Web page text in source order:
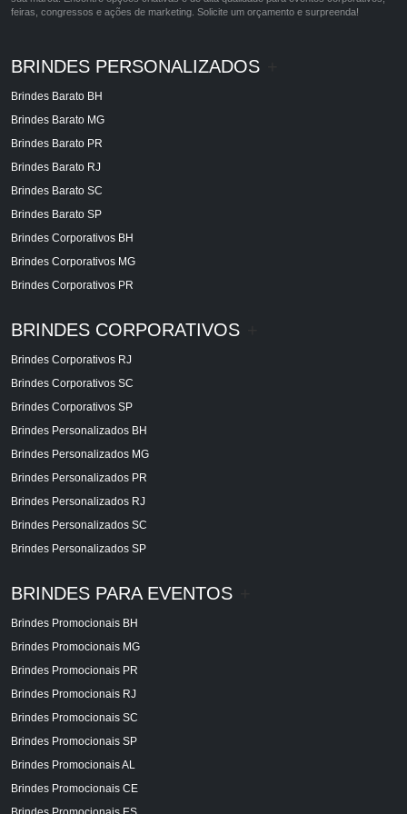
feiras, congressos e ações de marketing. Solicite um orçamento e surpreenda!
BRINDES PERSONALIZADOS
Brindes Barato BH
Brindes Barato MG
Brindes Barato PR
Brindes Barato RJ
Brindes Barato SC
Brindes Barato SP
Brindes Corporativos BH
Brindes Corporativos MG
Brindes Corporativos PR
BRINDES CORPORATIVOS
Brindes Corporativos RJ
Brindes Corporativos SC
Brindes Corporativos SP
Brindes Personalizados BH
Brindes Personalizados MG
Brindes Personalizados PR
Brindes Personalizados RJ
Brindes Personalizados SC
Brindes Personalizados SP
BRINDES PARA EVENTOS
Brindes Promocionais BH
Brindes Promocionais MG
Brindes Promocionais PR
Brindes Promocionais RJ
Brindes Promocionais SC
Brindes Promocionais SP
Brindes Promocionais AL
Brindes Promocionais CE